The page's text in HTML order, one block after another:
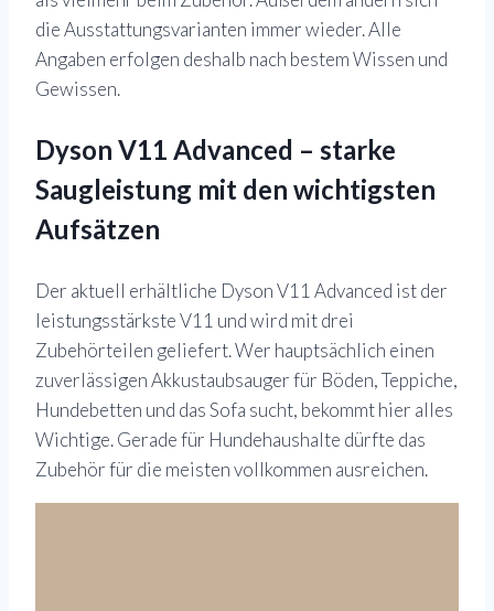
die Ausstattungsvarianten immer wieder. Alle
Angaben erfolgen deshalb nach bestem Wissen und
Gewissen.
Dyson V11 Advanced – starke
Saugleistung mit den wichtigsten
Aufsätzen
Der aktuell erhältliche Dyson V11 Advanced ist der
leistungsstärkste V11 und wird mit drei
Zubehörteilen geliefert. Wer hauptsächlich einen
zuverlässigen Akkustaubsauger für Böden, Teppiche,
Hundebetten und das Sofa sucht, bekommt hier alles
Wichtige. Gerade für Hundehaushalte dürfte das
Zubehör für die meisten vollkommen ausreichen.